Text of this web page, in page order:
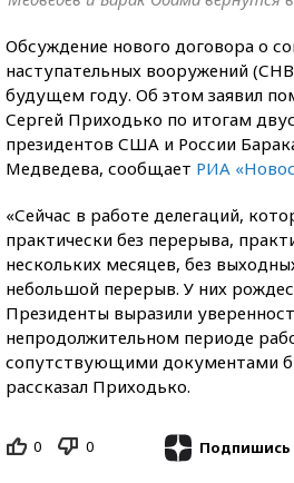
Обсуждение нового договора о
наступательных вооружений
будущем году. Об этом заявил
Сергей Приходько по итогам
президентов США и России
Медведева, сообщает РИА
«Сейчас в работе делегаций,
практически без перерыва,
нескольких месяцев, без
небольшой перерыв. У них
Президенты выразили
непродолжительном периоде
сопутствующими документами
рассказал Приходько.
0 0 Подпишись